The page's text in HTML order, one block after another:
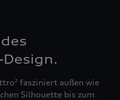
2 fasziniert außen wie
Silhouette bis zum